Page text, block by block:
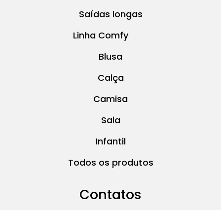
Saídas longas
Linha Comfy
Blusa
Calça
Camisa
Saia
Infantil
Todos os produtos
Contatos